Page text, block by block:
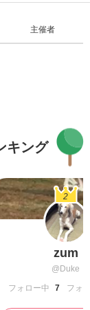
主催者
キング
2
zum
@Duke
フォロー中
7 フォ